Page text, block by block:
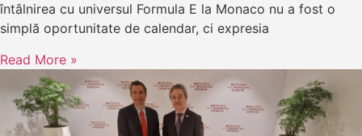
întâlnirea cu universul Formula E la Monaco nu a fost o
simplă oportunitate de calendar, ci expresia
Read More »